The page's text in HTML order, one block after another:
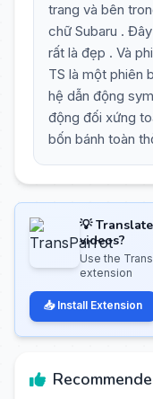
trang và bên
chữ Subaru .
rất là đẹp . Và
TS là một phiên
hệ dẫn động
động đối xứng
bốn bánh toàn
💡
videos?
Use the
extension
📥 Install Extension